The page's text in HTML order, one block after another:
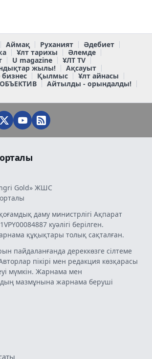
Аймақ Руханият
Әдебиет
Ұлт тарихы
Әлемде
U magazine
ҰЛТ TV
жылы!
Ақсауыт
Қылмыс
Ұлт айнасы
Айтылды - орындалды!
Gold» ЖШС
даму министрлігі Ақпарат
куәлігі берілген.
құқықтары толық сақталған.
пайдаланғанда дереккөзге сілтеме
пікірі мен редакция көзқарасы
мүмкін. Жарнама мен
мазмұнына жарнама беруші